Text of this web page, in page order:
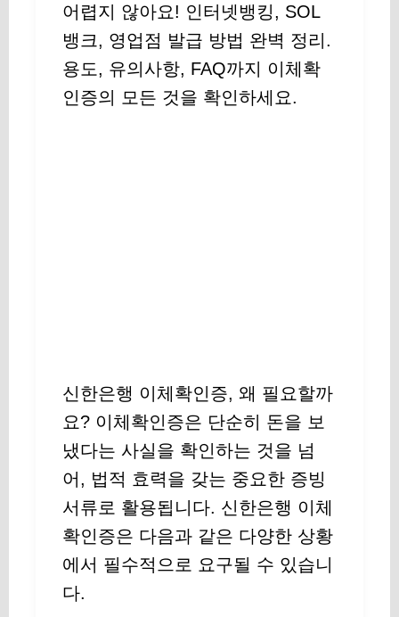
어렵지 않아요! 인터넷뱅킹, SOL
뱅크, 영업점 발급 방법 완벽 정리.
용도, 유의사항, FAQ까지 이체확
인증의 모든 것을 확인하세요.
신한은행 이체확인증, 왜 필요할까
요? 이체확인증은 단순히 돈을 보
냈다는 사실을 확인하는 것을 넘
어, 법적 효력을 갖는 중요한 증빙
서류로 활용됩니다. 신한은행 이체
확인증은 다음과 같은 다양한 상황
에서 필수적으로 요구될 수 있습니
다.